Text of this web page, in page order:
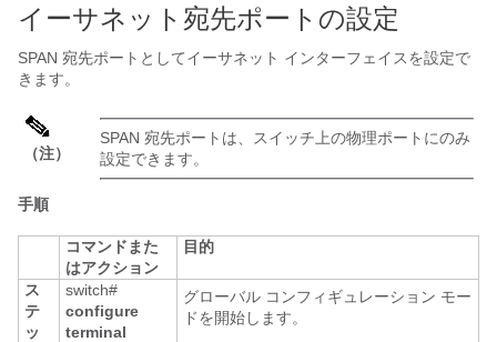
イーサネット宛先ポートの設定
SPAN 宛先ポートとしてイーサネット インターフェイスを設定で
きます。
（注）
SPAN 宛先ポートは、スイッチ上の物理ポートにのみ
設定できます。
手順
コマンドまた
はアクション
目的
ス
テ
ッ
switch#
configure
terminal
グローバル コンフィギュレーション モー
ドを開始します。